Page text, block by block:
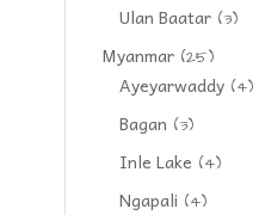
Ulan Baatar (3)
Myanmar (25)
Ayeyarwaddy (4)
Bagan (3)
Inle Lake (4)
Ngapali (4)